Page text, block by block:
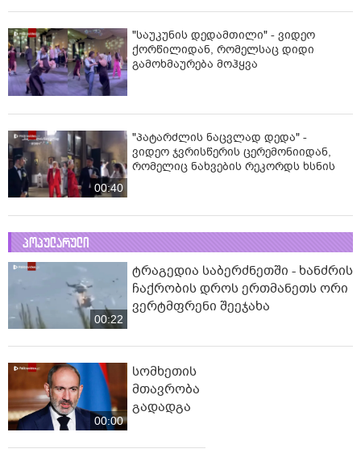
"საუკუნის დედამთილი" - ვიდეო
ქორწილიდან, რომელსაც დიდი
გამოხმაურება მოჰყვა
00:40
"პატარძლის ნაცვლად დედა" -
ვიდეო ჯვრისწერის ცერემონიიდან,
რომელიც ნახვების რეკორდს ხსნის
პოპულარული
00:22
ტრაგედია საბერძნეთში - ხანძრის
ჩაქრობის დროს ერთმანეთს ორი
ვერტმფრენი შეეჯახა
00:00
სომხეთის
მთავრობა
გადადგა